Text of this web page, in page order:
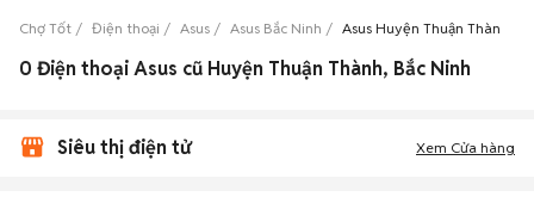
Chợ Tốt Điện thoại Asus Asus Bắc Ninh Asus Huyện Thuận Thành
0 Điện thoại Asus cũ Huyện Thuận Thành, Bắc Ninh
Siêu thị điện tử Xem Cửa hàng